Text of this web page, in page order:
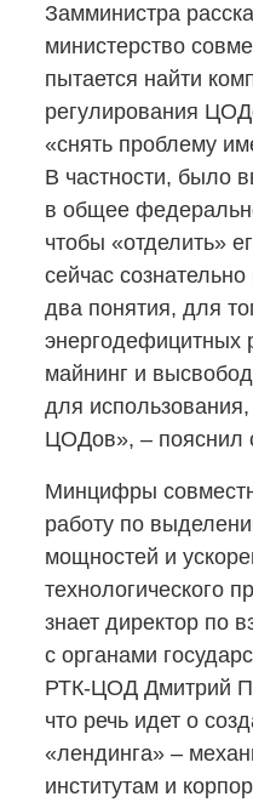
Замминистра
министерство
пытается найти
регулирования
«снять проблему
В частности, было
в общее
чтобы «отделить»
сейчас
два понятия, для
энергодефицитных
майнинг и
для
ЦОДов», – пояснил
Минцифры
работу по
мощностей и
технологического
знает директор по
с органами
РТК-ЦОД Дмитрий
что речь идет о
«лендинга» –
институтам и